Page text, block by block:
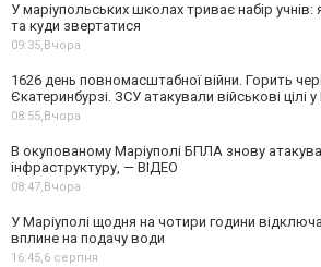
У маріупольських школах триває набір учнів:
та куди звертатися
09:35, Вчора
1626 день повномасштабної війни. Горить
Єкатеринбурзі. ЗСУ атакували військові цілі
08:55, Вчора
В окупованому Маріуполі БПЛА знову
інфраструктуру, — ВІДЕО
08:47, Вчора
У Маріуполі щодня на чотири години
вплине на подачу води
16:45,6 серпня